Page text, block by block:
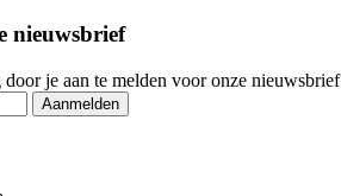
nieuwsbrief
je aan te melden voor onze nieuwsbrief
Aanmelden